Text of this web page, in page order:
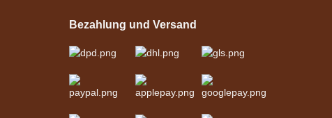
Schwarz
329,00 €*
Bezahlung und Versand